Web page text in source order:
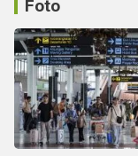
Foto